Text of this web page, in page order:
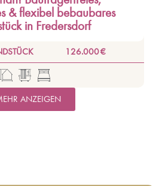
& flexibel bebaubares
in Fredersdorf
126.000 €
ANZEIGEN